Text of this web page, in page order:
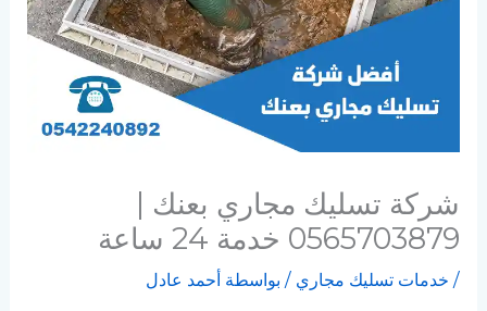
شركة تسليك مجاري بعنك |
0565703879 خدمة 24 ساعة
/ خدمات تسليك مجاري / بواسطة أحمد عادل